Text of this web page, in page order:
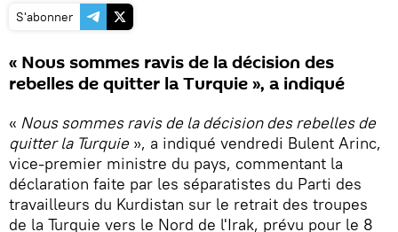
S'abonner
« Nous sommes ravis de la décision des
rebelles de quitter la Turquie », a indiqué
« Nous sommes ravis de la décision des rebelles de
quitter la Turquie», a indiqué vendredi Bulent Arinc,
vice-premier ministre du pays, commentant la
déclaration faite par les séparatistes du Parti des
travailleurs du Kurdistan sur le retrait des troupes
de la Turquie vers le Nord de l'Irak, prévu pour le 8